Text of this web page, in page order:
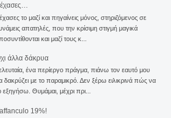
το μαζί και πηγαίνεις μόνος, στηριζόμενος σε
απατηλές, που την κρίσιμη στιγμή μαγικά
και μαζί τους κ...
άλλα δάκρυα
ένα περίεργο πράγμα, πιάνω τον εαυτό μου
δακρύζει με το παραμικρό. Δεν ξέρω ειλικρινά πώς να
εξηγήσω. Θυμάμαι, μέχρι πρι...
19%!